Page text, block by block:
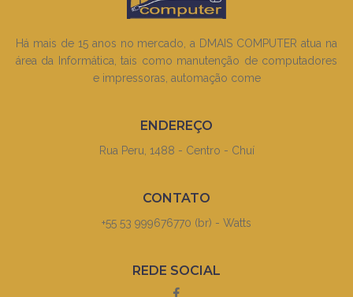
Há mais de 15 anos no mercado, a DMAIS COMPUTER atua na
área da Informática, tais como manutenção de computadores
e impressoras, automação come
ENDEREÇO
Rua Peru, 1488 - Centro - Chuí
CONTATO
+55 53 999676770 (br) - Watts
REDE SOCIAL